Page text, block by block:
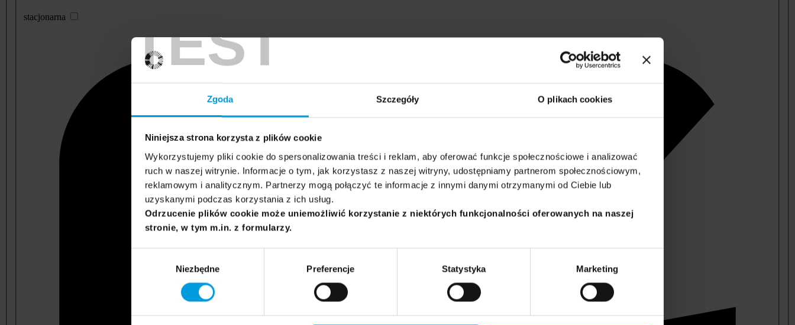
TEST
Zgoda Szczegóły O plikach cookies
Niniejsza strona korzysta z plików cookie
Wykorzystujemy pliki cookie do spersonalizowania treści i reklam, aby oferować funkcje społecznościowe i analizować
ruch w naszej witrynie. Informacje o tym, jak korzystasz z naszej witryny, udostępniamy partnerom społecznościowym,
reklamowym i analitycznym. Partnerzy mogą połączyć te informacje z innymi danymi otrzymanymi od Ciebie lub
uzyskanymi podczas korzystania z ich usług.
Odrzucenie plików cookie może uniemożliwić korzystanie z niektórych funkcjonalności oferowanych na naszej
stronie, w tym m.in. z formularzy.
Niezbędne Preferencje Statystyka Marketing
stacjonarna